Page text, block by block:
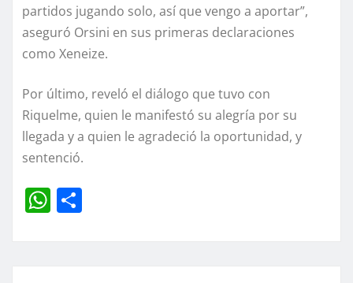
partidos jugando solo, así que vengo a aportar”,
aseguró Orsini en sus primeras declaraciones
como Xeneize.
Por último, reveló el diálogo que tuvo con
Riquelme, quien le manifestó su alegría por su
llegada y a quien le agradeció la oportunidad, y
sentenció.
W